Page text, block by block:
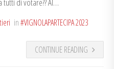
in#VIGNOLAPARTECIPA 2023
CONTINUE READING